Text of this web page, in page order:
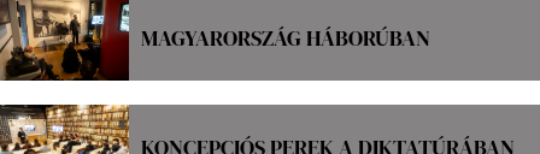
MAGYARORSZÁG HÁBORÚBAN
KONCEPCIÓS PEREK A DIKTATÚRÁBAN